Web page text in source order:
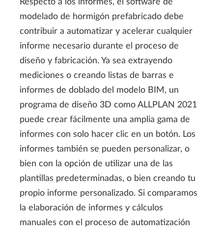
Respecto a los informes, el software de
modelado de hormigón prefabricado debe
contribuir a automatizar y acelerar cualquier
informe necesario durante el proceso de
diseño y fabricación. Ya sea extrayendo
mediciones o creando listas de barras e
informes de doblado del modelo BIM, un
programa de diseño 3D como ALLPLAN 2021
puede crear fácilmente una amplia gama de
informes con solo hacer clic en un botón. Los
informes también se pueden personalizar, o
bien con la opción de utilizar una de las
plantillas predeterminadas, o bien creando tu
propio informe personalizado. Si comparamos
la elaboración de informes y cálculos
manuales con el proceso de automatización